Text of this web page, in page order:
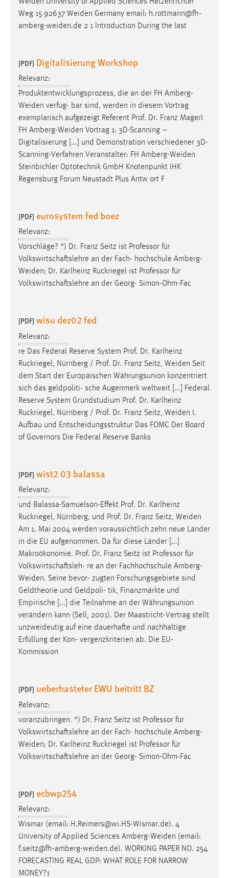
Weg 15 92637 Weiden Germany email: h.rottmann@fh-
amberg-weiden.de 2 1 Introduction During the last
[PDF] Digitalisierung Workshop
Relevanz:
Produktentwicklungsprozess, die an der FH Amberg-
Weiden verfüg- bar sind, werden in diesem Vortrag
exemplarisch aufgezeigt Referent Prof. Dr. Franz Magerl
FH Amberg-Weiden Vortrag 1: 3D-Scanning –
Digitalisierung [...] und Demonstration verschiedener 3D-
Scanning-Verfahren Veranstalter: FH Amberg-Weiden
Steinbichler Optotechnik GmbH Knotenpunkt IHK
Regensburg Forum Neustadt Plus Antw ort F
[PDF] eurosystem fed boez
Relevanz:
Vorschläge? *) Dr. Franz Seitz ist Professor für
Volkswirtschaftslehre an der Fach- hochschule Amberg-
Weiden; Dr. Karlheinz Ruckriegel ist Professor für
Volkswirtschaftslehre an der Georg- Simon-Ohm-Fac
[PDF] wisu dez02 fed
Relevanz:
re Das Federal Reserve System Prof. Dr. Karlheinz
Ruckriegel, Nürnberg / Prof. Dr. Franz Seitz, Weiden Seit
dem Start der Europäischen Währungsunion konzentriert
sich das geldpoliti- sche Augenmerk weltweit [...] Federal
Reserve System Grundstudium Prof. Dr. Karlheinz
Ruckriegel, Nürnberg / Prof. Dr. Franz Seitz, Weiden I.
Aufbau und Entscheidungsstruktur Das FOMC Der Board
of Governors Die Federal Reserve Banks
[PDF] wist2 03 balassa
Relevanz:
und Balassa-Samuelson-Effekt Prof. Dr. Karlheinz
Ruckriegel, Nürnberg, und Prof. Dr. Franz Seitz, Weiden
Am 1. Mai 2004 werden voraussichtlich zehn neue Länder
in die EU aufgenommen. Da für diese Länder [...]
Makroökonomie. Prof. Dr. Franz Seitz ist Professor für
Volkswirtschaftsleh- re an der Fachhochschule Amberg-
Weiden. Seine bevor- zugten Forschungsgebiete sind
Geldtheorie und Geldpoli- tik, Finanzmärkte und
Empirische [...] die Teilnahme an der Währungsunion
verändern kann (Sell, 2001). Der Maastricht-Vertrag stellt
unzweideutig auf eine dauerhafte und nachhaltige
Erfüllung der Kon- vergenzkriterien ab. Die EU-
Kommission
[PDF] ueberhasteter EWU beitritt BZ
Relevanz:
voranzubringen. *) Dr. Franz Seitz ist Professor für
Volkswirtschaftslehre an der Fach- hochschule Amberg-
Weiden; Dr. Karlheinz Ruckriegel ist Professor für
Volkswirtschaftslehre an der Georg- Simon-Ohm-Fac
[PDF] ecbwp254
Relevanz:
Wismar (email: H.Reimers@wi.HS-Wismar.de). 4
University of Applied Sciences Amberg-Weiden (email:
f.seitz@fh-amberg-weiden.de). WORKING PAPER NO. 254
FORECASTING REAL GDP: WHAT ROLE FOR NARROW
MONEY?1
Conversion-Tracking
Cookie Laufzeit:
Facebook Pixel
Name:
Anbieter:
Facebook
Zweck:
Conversion-Tracking
Cookie Laufzeit:
EXTERNE MEDIEN
Um Inhalte von Videoplattformen und Social Media
Plattformen anzeigen zu können, werden von diesen
externen Medien Cookies gesetzt.